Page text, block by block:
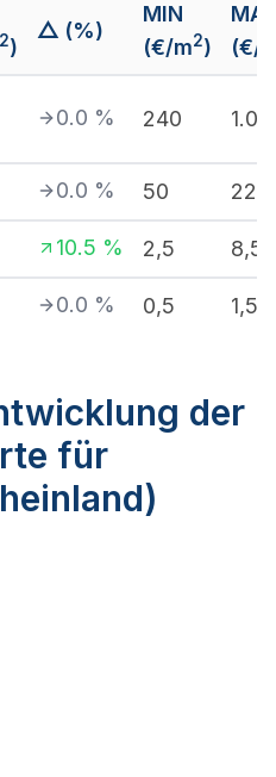
2)
△ (%)
MIN
(€/m2)
(€/
0.0 % 240
0.0 % 50 220
10.5 % 2,5 8,5
0.0 % 0,5 1,5
der
für